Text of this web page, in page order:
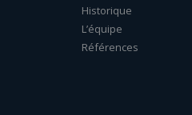
Historique
L’équipe
Références